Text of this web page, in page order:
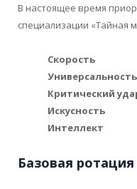
В настоящее время
специализации «Тайная
Скорость
Универсальность
Критический
Искусность
Интеллект
Базовая ротация